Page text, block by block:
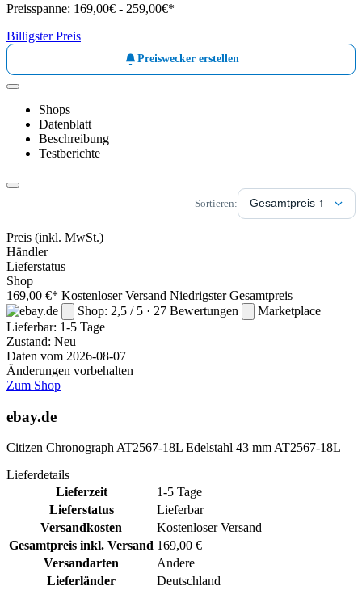
Preisspanne: 169,00€ - 259,00€*
Billigster Preis
Preiswecker erstellen
Shops
Datenblatt
Beschreibung
Testberichte
Sortieren:
Preis (inkl. MwSt.)
Händler
Lieferstatus
Shop
169,00 €* Kostenloser Versand Niedrigster Gesamtpreis
Shop: 2,5 / 5 · 27 Bewertungen
Marketplace
Lieferbar: 1-5 Tage
Zustand: Neu
Daten vom 2026-08-07
Änderungen vorbehalten
Zum Shop
ebay.de
Citizen Chronograph AT2567-18L Edelstahl 43 mm AT2567-18L
Lieferdetails
Lieferzeit
1-5 Tage
Lieferstatus
Lieferbar
Versandkosten
Kostenloser Versand
Gesamtpreis inkl. Versand 169,00 €
Versandarten
Andere
Lieferländer
Deutschland